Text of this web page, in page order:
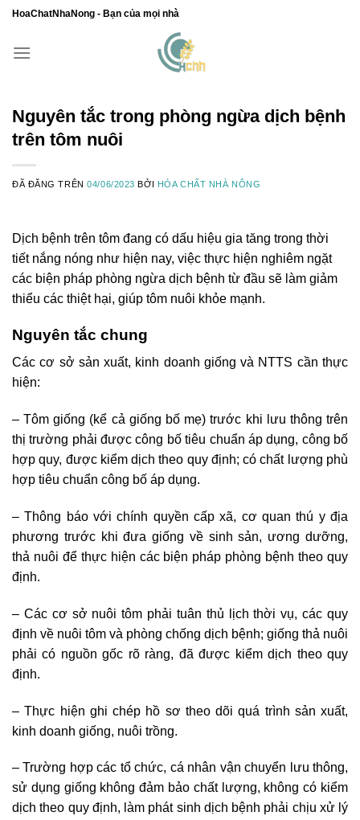
Chuyển
nội
HoaChatNhaNong - Bạn của mọi nhà
Nguyên tắc trong phòng ngừa dịch bệnh
trên tôm nuôi
ĐÃ ĐĂNG TRÊN04/06/2023 BỞI HÓA CHẤT NHÀ NÔNG
Dịch bệnh trên tôm đang có dấu hiệu gia tăng trong thời
tiết nắng nóng như hiện nay, việc thực hiện nghiêm ngặt
các biện pháp phòng ngừa dịch bệnh từ đầu sẽ làm giảm
thiểu các thiệt hại, giúp tôm nuôi khỏe mạnh.
Nguyên tắc chung
Các cơ sở sản xuất, kinh doanh giống và NTTS cần thực
hiện:
– Tôm giống (kể cả giống bố mẹ) trước khi lưu thông trên
thị trường phải được công bố tiêu chuẩn áp dụng, công bố
hợp quy, được kiểm dịch theo quy định; có chất lượng phù
hợp tiêu chuẩn công bố áp dụng.
– Thông báo với chính quyền cấp xã, cơ quan thú y địa
phương trước khi đưa giống về sinh sản, ương dưỡng,
thả nuôi để thực hiện các biện pháp phòng bệnh theo quy
định.
– Các cơ sở nuôi tôm phải tuân thủ lịch thời vụ, các quy
định về nuôi tôm và phòng chống dịch bệnh; giống thả nuôi
phải có nguồn gốc rõ ràng, đã được kiểm dịch theo quy
định.
– Thực hiện ghi chép hồ sơ theo dõi quá trình sản xuất,
kinh doanh giống, nuôi trồng.
– Trường hợp các tổ chức, cá nhân vận chuyển lưu thông,
sử dụng giống không đảm bảo chất lượng, không có kiểm
dịch theo quy định, làm phát sinh dịch bệnh phải chịu xử lý